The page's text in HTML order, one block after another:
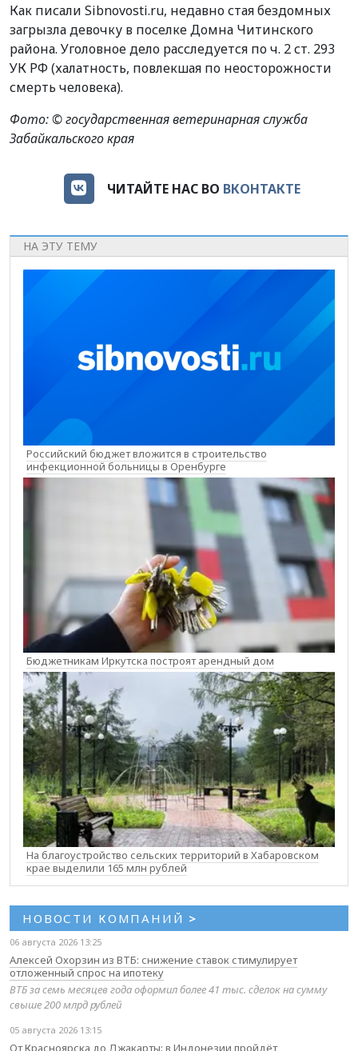
Как писали Sibnovosti.ru, недавно стая бездомных
загрызла девочку в поселке Домна Читинского
района. Уголовное дело расследуется по ч. 2 ст. 293
УК РФ (халатность, повлекшая по неосторожности
смерть человека).
Фото: © государственная ветеринарная служба
Забайкальского края
ЧИТАЙТЕ НАС ВО ВКОНТАКТЕ
НА ЭТУ ТЕМУ
Российский бюджет вложится в строительство
инфекционной больницы в Оренбурге
Бюджетникам Иркутска построят арендный дом
На благоустройство сельских территорий в Хабаровском
крае выделили 165 млн рублей
НОВОСТИ КОМПАНИЙ >
06 августа 2026 13:25
Алексей Охорзин из ВТБ: снижение ставок стимулирует
отложенный спрос на ипотеку
ВТБ за семь месяцев года оформил более 41 тыс. сделок на сумму
свыше 200 млрд рублей
05 августа 2026 13:15
От Красноярска до Джакарты: в Индонезии пройдёт